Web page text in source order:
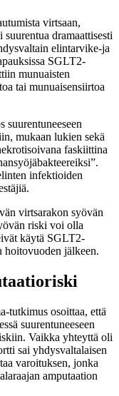
virtsaan,
dramaattisesti
elintarvike-ja
SGLT2-
munuaisten
tai munuaisensiirtoa
suurentuneeseen
mukaan lukien sekä
faskiittina
infektioiden
virtsarakon syövän
riski voi olla
käytä SGLT2-
hoitovuoden jälkeen.
tutkimus osoittaa, että
suurentuneeseen
Vaikka yhteyttä oli
sai yhdysvaltalaisen
varoituksen, jonka
amputaation